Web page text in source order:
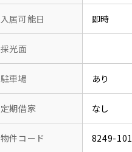
入居可能日 即時
採光面
駐車場 あり
定期借家 なし
物件コード 8249-101